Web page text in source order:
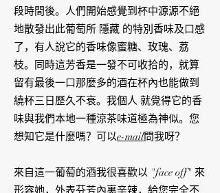
段時間後。人們開始感覺到杯中源源不絕
地散發出此葡萄所 隱藏 的特別香味及口感
了，有人說它的香味像蜜糖、玫瑰、荔
枝。同時這芳香是一發不可收拾的，就算
留有最後一口那麼多的酒在杯內也能做到
繞杯三日歷久不衰。我個人 就覺得它的香
味與我們本地一種涼茶味道極為神似。您
想知它是什麼嗎？可以e-mail問我呀？
來自這一葡萄的酒我很喜歡以 "face off" 來
形容她，外表芬芳內裏辛辣，給您完全不